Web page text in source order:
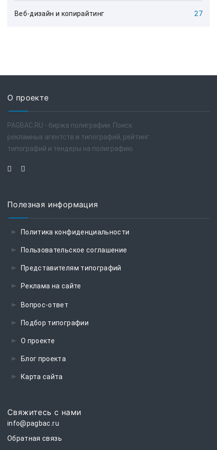
Веб-дизайн и копирайтинг 27
О проекте
PAGBAC.RU - биржа полиграфии. Поиск
рекламных агентств и типографий, рейтинг
типографий и тендеры на полиграфию.
Полезная информация
Политика конфиденциальности
Пользовательское соглашение
Представителям типографий
Реклама на сайте
Вопрос-ответ
Подбор типографии
О проекте
Блог проекта
Карта сайта
Свяжитесь с нами
info@pagbac.ru
Обратная связь